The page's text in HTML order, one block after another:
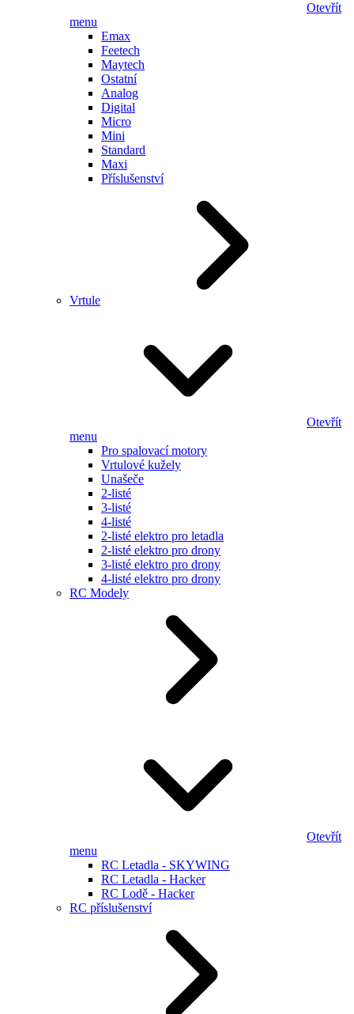
Otevřít
menu
Emax
Feetech
Maytech
Ostatní
Analog
Digital
Micro
Mini
Standard
Maxi
Příslušenství
Vrtule
Otevřít
menu
Pro spalovací motory
Vrtulové kužely
Unašeče
2-listé
3-listé
4-listé
2-listé elektro pro letadla
2-listé elektro pro drony
3-listé elektro pro drony
4-listé elektro pro drony
RC Modely
Otevřít
menu
RC Letadla - SKYWING
RC Letadla - Hacker
RC Lodě - Hacker
RC příslušenství